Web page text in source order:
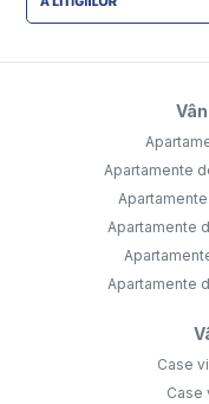
Apartamente
Apartamente
Apartamente
Case
Case